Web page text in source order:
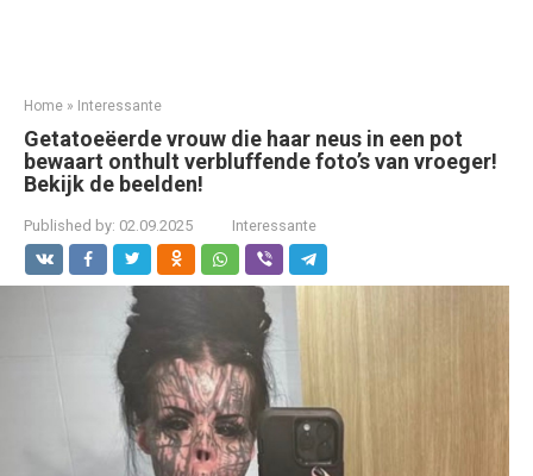
Home » Interessante
Getatoeëerde vrouw die haar neus in een pot
bewaart onthult verbluffende foto’s van vroeger!
Bekijk de beelden!
Published by: 02.09.2025 Interessante